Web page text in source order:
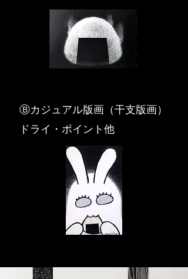
​Ⓑカジュアル版画（干支版画）
ドライ・ポイント他